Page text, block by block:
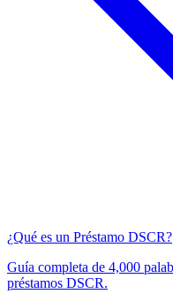
¿Qué es un Préstamo DSCR?
Guía completa de 4,000
préstamos DSCR.